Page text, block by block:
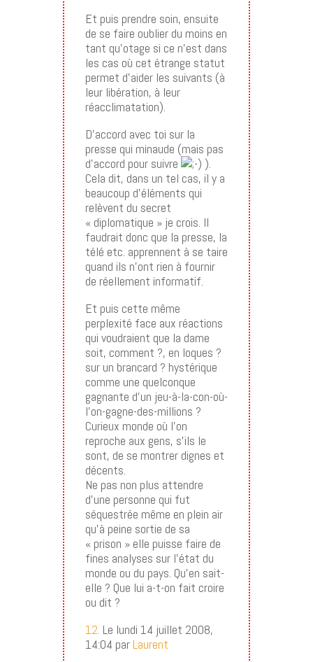
Et puis prendre soin, ensuite
de se faire oublier du moins en
tant qu’otage si ce n’est dans
les cas où cet étrange statut
permet d’aider les suivants (à
leur libération, à leur
réacclimatation).
D’accord avec toi sur la
presse qui minaude (mais pas
d’accord pour suivre
).
Cela dit, dans un tel cas, il y a
beaucoup d’éléments qui
relèvent du secret
« diplomatique » je crois. Il
faudrait donc que la presse, la
télé etc. apprennent à se taire
quand ils n’ont rien à fournir
de réellement informatif.
Et puis cette même
perplexité face aux réactions
qui voudraient que la dame
soit, comment ?, en loques ?
sur un brancard ? hystérique
comme une quelconque
gagnante d’un jeu-à-la-con-où-
l’on-gagne-des-millions ?
Curieux monde où l’on
reproche aux gens, s’ils le
sont, de se montrer dignes et
décents.
Ne pas non plus attendre
d’une personne qui fut
séquestrée même en plein air
qu’à peine sortie de sa
« prison » elle puisse faire de
fines analyses sur l’état du
monde ou du pays. Qu’en sait-
elle ? Que lui a-t-on fait croire
ou dit ?
12. Le lundi 14 juillet 2008,
14:04 parLaurent